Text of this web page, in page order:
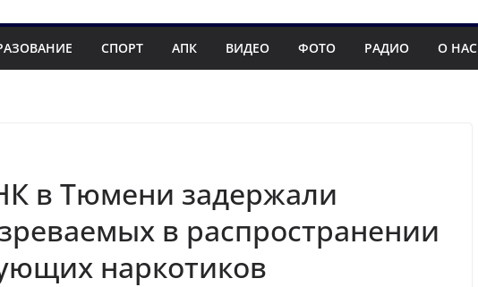
СПОРТ АПК ВИДЕО ФОТО РАДИО О НАС
в Тюмени задержали
в распространении
наркотиков